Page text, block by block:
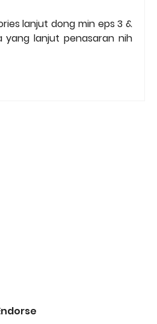
lanjut dong min eps 3 &
yang lanjut penasaran nih